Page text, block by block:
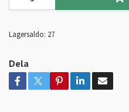
Lagersaldo: 27
Dela